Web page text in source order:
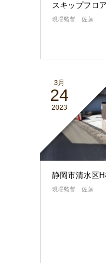
スキップフロア
現場監督 佐藤
3月
24
2023
静岡市清水区
現場監督 佐藤